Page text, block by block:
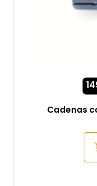
Cadenas